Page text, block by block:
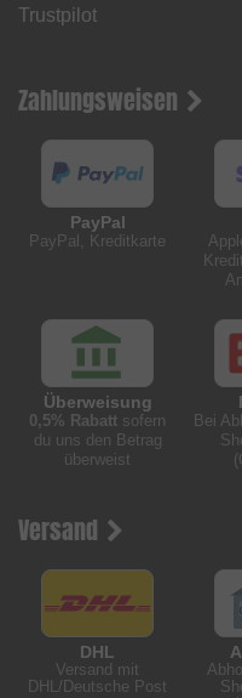
Trustpilot
Zahlungsweisen
PayPal
PayPal, Kreditkarte
Überweisung
0,5% Rabatt sofern
du uns den Betrag
überweist
Bei
Versand
DHL
Versand mit
DHL/Deutsche Post